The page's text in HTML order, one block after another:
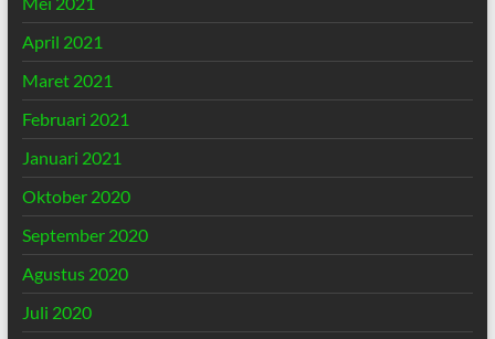
April 2021
Maret 2021
Februari 2021
Januari 2021
Oktober 2020
September 2020
Agustus 2020
Juli 2020